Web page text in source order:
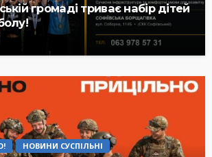
громаді триває набір дітей
НОВИНИ СУСПІЛЬНІ